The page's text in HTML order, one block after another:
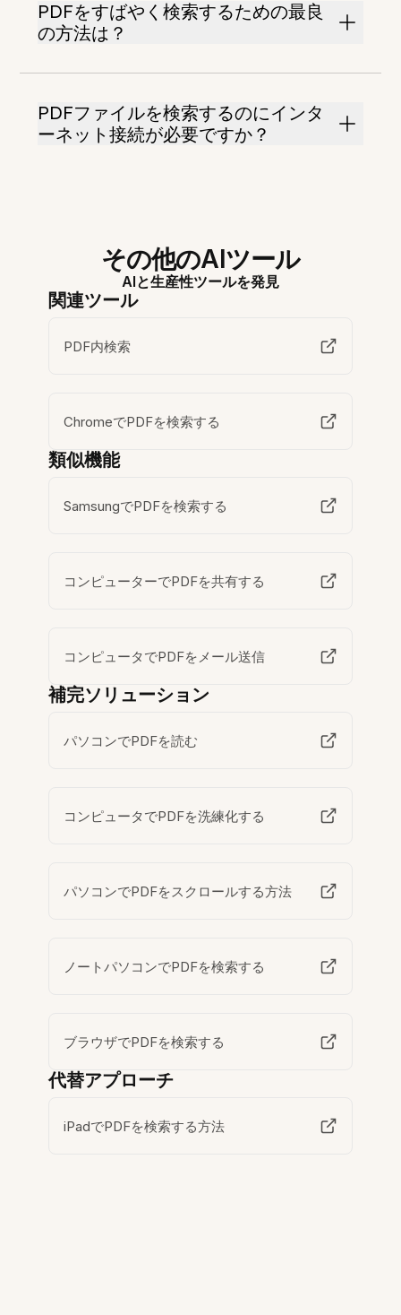
PDFをすばやく検索するための最良
の方法は？
PDFファイルを検索するのにインタ
ーネット接続が必要ですか？
その他のAIツール
AIと生産性ツールを発見
関連ツール
PDF内検索
ChromeでPDFを検索する
類似機能
SamsungでPDFを検索する
コンピューターでPDFを共有する
コンピュータでPDFをメール送信
補完ソリューション
パソコンでPDFを読む
コンピュータでPDFを洗練化する
パソコンでPDFをスクロールする方法
ノートパソコンでPDFを検索する
ブラウザでPDFを検索する
代替アプローチ
iPadでPDFを検索する方法